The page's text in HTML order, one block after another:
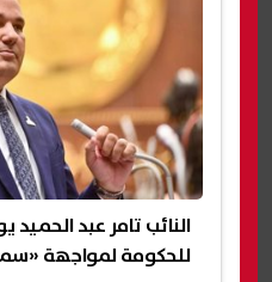
النائب تامر عبد
للحكومة لمواجهة